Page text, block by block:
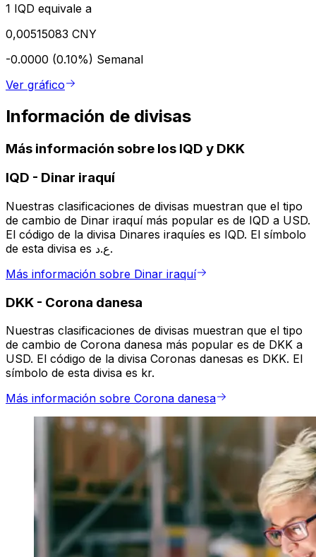
1 IQD equivale a
0,00515083 CNY
-0.0000 (0.10%) Semanal
Ver gráfico
Información de divisas
Más información sobre los IQD y DKK
IQD - Dinar iraquí
Nuestras clasificaciones de divisas muestran que el tipo
de cambio de Dinar iraquí más popular es de IQD a USD.
El código de la divisa Dinares iraquíes es IQD. El símbolo
de esta divisa es ع.د.
Más información sobre Dinar iraquí
DKK - Corona danesa
Nuestras clasificaciones de divisas muestran que el tipo
de cambio de Corona danesa más popular es de DKK a
USD. El código de la divisa Coronas danesas es DKK. El
símbolo de esta divisa es kr.
Más información sobre Corona danesa